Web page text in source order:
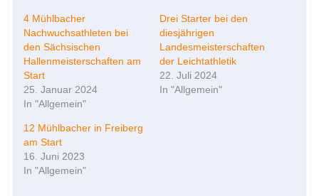
4 Mühlbacher
Nachwuchsathleten bei
den Sächsischen
Hallenmeisterschaften am
Start
25. Januar 2024
In "Allgemein"
Drei Starter bei den
diesjährigen
Landesmeisterschaften
der Leichtathletik
22. Juli 2024
In "Allgemein"
12 Mühlbacher in Freiberg
am Start
16. Juni 2023
In "Allgemein"